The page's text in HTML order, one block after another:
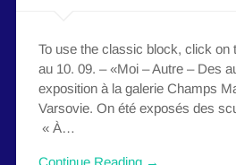
To use the classic block, click on
au 10. 09. – «Moi – Autre – Des
exposition à la galerie Champs
Varsovie. On été exposés des
« À…